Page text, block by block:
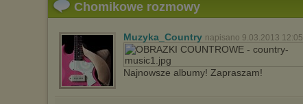
Chomikowe rozmowy
Muzyka_Country napisano 9.03.2013 12:05
Najnowsze albumy! Zapraszam!